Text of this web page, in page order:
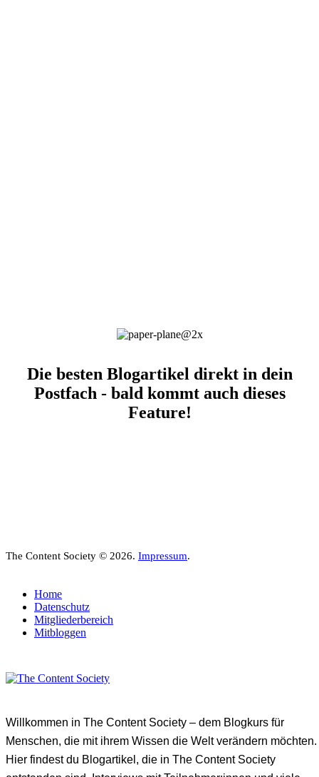
Die besten Blogartikel direkt in dein
Postfach - bald kommt auch dieses
Feature!
The Content Society © 2026. Impressum.
Home
Datenschutz
Mitgliederbereich
Mitbloggen
Willkommen in The Content Society – dem Blogkurs für
Menschen, die mit ihrem Wissen die Welt verändern möchten.
Hier findest du Blogartikel, die in The Content Society